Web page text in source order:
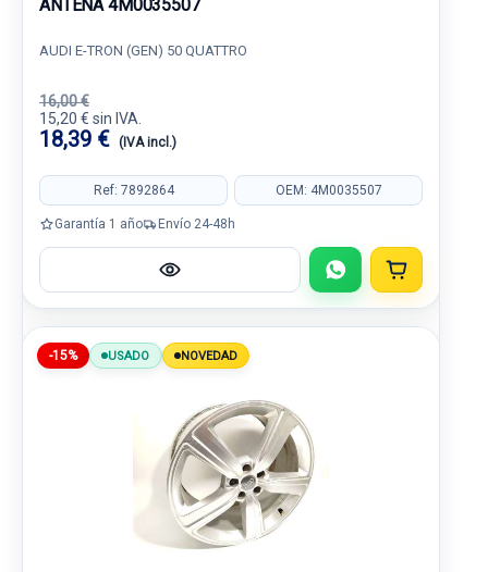
ANTENA 4M0035507
AUDI E-TRON (GEN) 50 QUATTRO
16,00 €
15,20 € sin IVA.
18,39 € (IVA incl.)
Ref: 7892864 OEM: 4M0035507
Garantía 1 año Envío 24-48h
-15% USADO NOVEDAD